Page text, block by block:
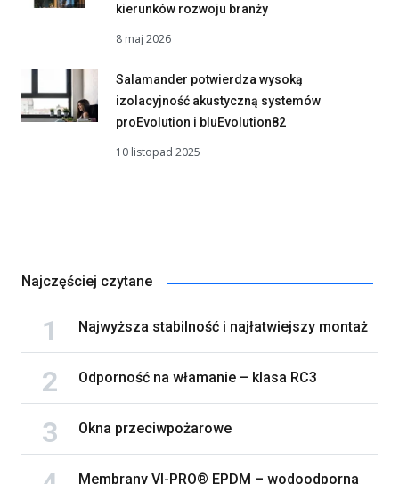
kierunków rozwoju branży
8 maj 2026
Salamander potwierdza wysoką
izolacyjność akustyczną systemów
proEvolution i bluEvolution82
10 listopad 2025
Najczęściej czytane
Najwyższa stabilność i najłatwiejszy montaż
Odporność na włamanie – klasa RC3
Okna przeciwpożarowe
Membrany VI-PRO® EPDM – wodoodporna